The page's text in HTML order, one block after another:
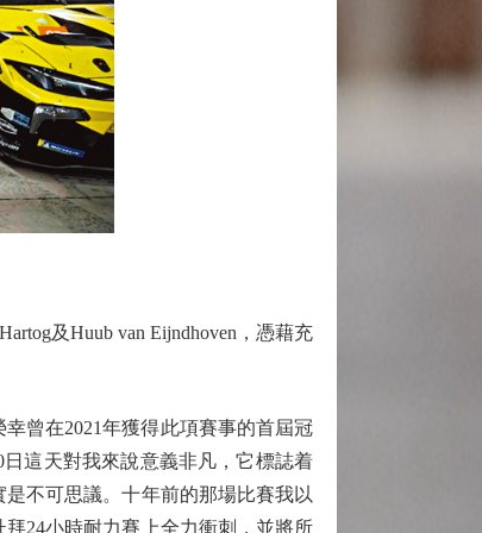
及Huub van Eijndhoven，憑藉充
曾在2021年獲得此項賽事的首屆冠
這天對我來說意義非凡，它標誌着
不可思議。十年前的那場比賽我以
24小時耐力賽上全力衝刺，並將所